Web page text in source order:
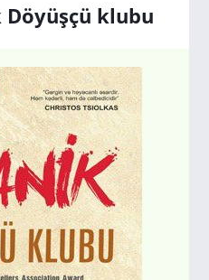
Döyüşçü klubu